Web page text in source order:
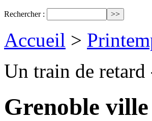
Rechercher :
Accueil >
Un train de retard
Grenoble